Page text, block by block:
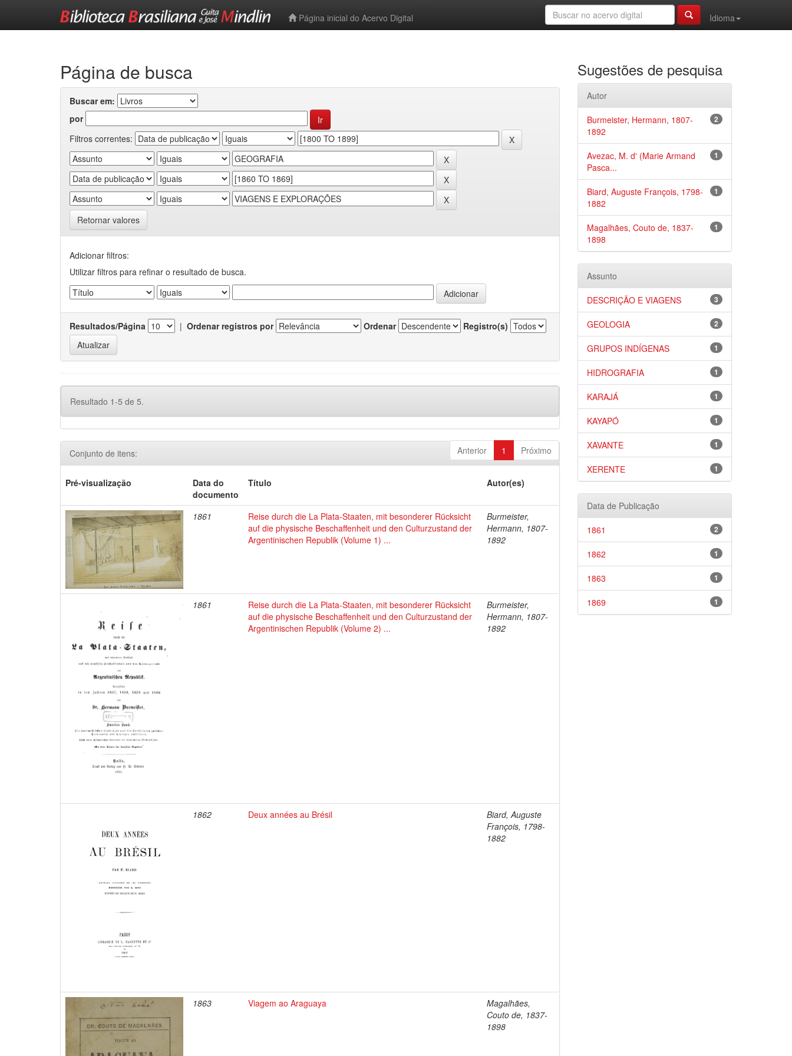
Página inicial do Acervo Digital
Idioma
Página de busca
Buscar em:
por
Filtros correntes:
Retornar valores
Adicionar filtros:
Utilizar filtros para refinar o resultado de busca.
Resultados/Página | Ordenar registros por Ordenar Registro(s)
Resultado 1-5 de 5.
Anterior 1 Próximo
Conjunto de itens:
Pré-visualização
Data do
documento
Título Autor(es)
1861
Reise durch die La Plata-Staaten, mit besonderer Rücksicht
auf die physische Beschaffenheit und den Culturzustand der
Argentinischen Republik (Volume 1) ...
Burmeister,
Hermann, 1807-
1892
1861
Reise durch die La Plata-Staaten, mit besonderer Rücksicht
auf die physische Beschaffenheit und den Culturzustand der
Argentinischen Republik (Volume 2) ...
Burmeister,
Hermann, 1807-
1892
1862 Deux années au Brésil
Biard, Auguste
François, 1798-
1882
1863 Viagem ao Araguaya
Magalhães,
Couto de, 1837-
1898
Sugestões de pesquisa
Autor
2
Burmeister, Hermann, 1807-
1892
1
Avezac, M. d' (Marie Armand
Pasca...
1
Biard, Auguste François, 1798-
1882
1
Magalhães, Couto de, 1837-
1898
Assunto
3
DESCRIÇÃO E VIAGENS
2
GEOLOGIA
1
GRUPOS INDÍGENAS
1
HIDROGRAFIA
1
KARAJÁ
1
KAYAPÓ
1
XAVANTE
1
XERENTE
Data de Publicação
2
1861
1
1862
1
1863
1
1869